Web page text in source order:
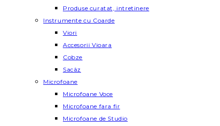
Produse curatat, intretinere
Instrumente cu Coarde
Viori
Accesorii Vioara
Cobze
Sacâz
Microfoane
Microfoane Voce
Microfoane fara fir
Microfoane de Studio